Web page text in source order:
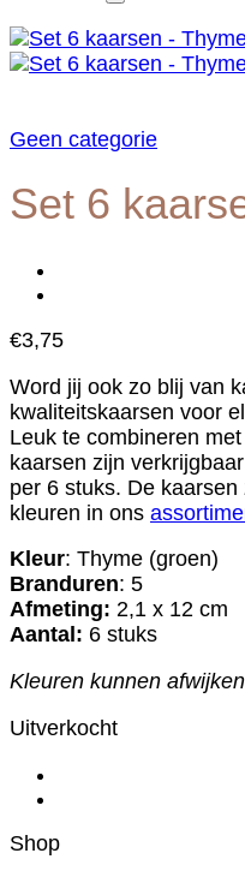
Geen categorie
Set 6
€3,75
Word jij ook zo blij van
kwaliteitskaarsen voor
Leuk te combineren
kaarsen zijn
per 6 stuks. De
kleuren in ons
Kleur: Thyme (groen)
Branduren: 5
Afmeting: 2,1 x 12 cm
Aantal: 6 stuks
Kleuren kunnen
Uitverkocht
Shop